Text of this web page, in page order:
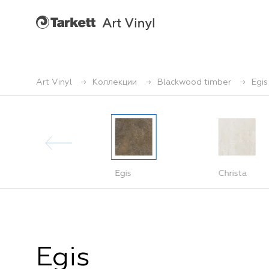
Art Vinyl Коллекции Blackwood timber Egis
Egis Christa
Egis